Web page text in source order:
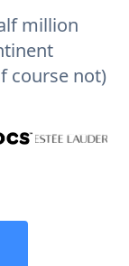
million
course not)